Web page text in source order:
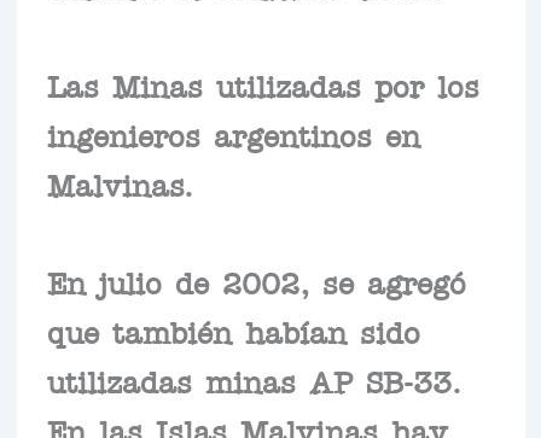
Las Minas utilizadas por los
ingenieros argentinos en
Malvinas.
En julio de 2002, se agregó
que también habían sido
utilizadas minas AP SB-33.
En las Islas Malvinas hay